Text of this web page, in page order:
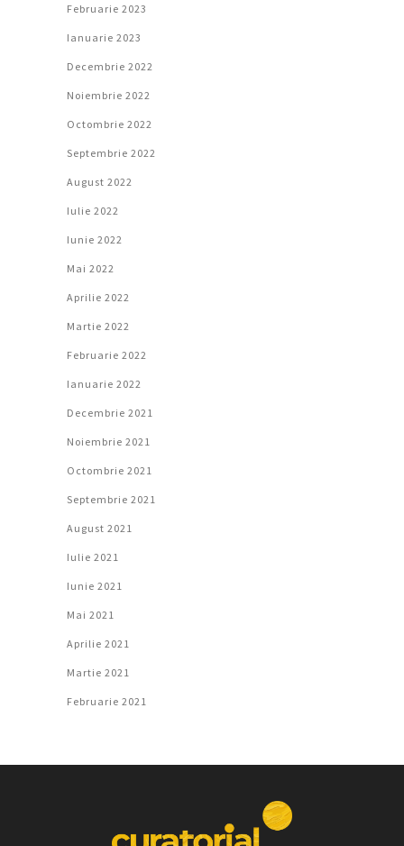
Februarie 2023
Ianuarie 2023
Decembrie 2022
Noiembrie 2022
Octombrie 2022
Septembrie 2022
August 2022
Iulie 2022
Iunie 2022
Mai 2022
Aprilie 2022
Martie 2022
Februarie 2022
Ianuarie 2022
Decembrie 2021
Noiembrie 2021
Octombrie 2021
Septembrie 2021
August 2021
Iulie 2021
Iunie 2021
Mai 2021
Aprilie 2021
Martie 2021
Februarie 2021